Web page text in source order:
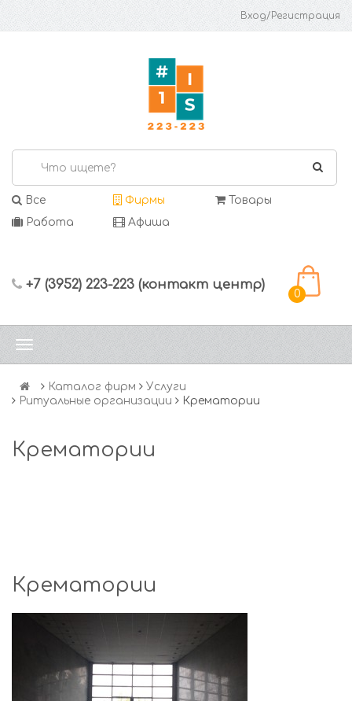
Вход/Регистрация
Все Фирмы
Товары
Работа
Афиша
+7 (3952) 223-223 (контакт центр)
0
Каталог фирм
Услуги
Ритуальные организации
Крематории
Крематории
Крематории